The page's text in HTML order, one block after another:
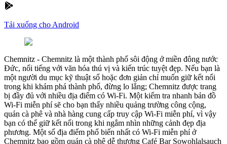
Tải xuống cho Android
Chemnitz - Chemnitz là một thành phố sôi động ở miền đông nước
Đức, nổi tiếng với văn hóa thú vị và kiến trúc tuyệt đẹp. Nếu bạn là
một người du mục kỹ thuật số hoặc đơn giản chỉ muốn giữ kết nối
trong khi khám phá thành phố, đừng lo lắng; Chemnitz được trang
bị đầy đủ với nhiều địa điểm có Wi-Fi. Một kiểm tra nhanh bản đồ
Wi-Fi miễn phí sẽ cho bạn thấy nhiều quảng trường công cộng,
quán cà phê và nhà hàng cung cấp truy cập Wi-Fi miễn phí, vì vậy
bạn có thể giữ kết nối trong khi ngắm nhìn những cảnh đẹp địa
phương. Một số địa điểm phổ biến nhất có Wi-Fi miễn phí ở
Chemnitz bao gồm quán cà phê dễ thương Café Bar Sowohlalsauch